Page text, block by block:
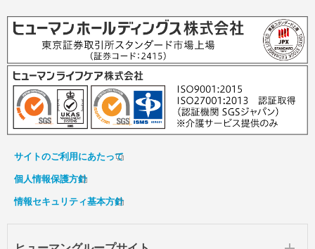
サイトのご利用にあたって
個人情報保護方針
情報セキュリティ基本方針